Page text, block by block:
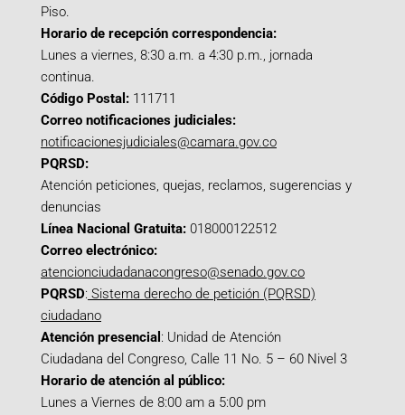
Piso.
Horario de recepción correspondencia:
Lunes a viernes, 8:30 a.m. a 4:30 p.m., jornada
continua.
Código Postal: 111711
Correo notificaciones judiciales:
notificacionesjudiciales@camara.gov.co
PQRSD:
Atención peticiones, quejas, reclamos, sugerencias y
denuncias
Línea Nacional Gratuita: 018000122512
Correo electrónico:
atencionciudadanacongreso@senado.gov.co
PQRSD: Sistema derecho de petición (PQRSD)
ciudadano
Atención presencial : Unidad de Atención
Ciudadana del Congreso, Calle 11 No. 5 – 60 Nivel 3
Horario de atención al público:
Lunes a Viernes de 8:00 am a 5:00 pm